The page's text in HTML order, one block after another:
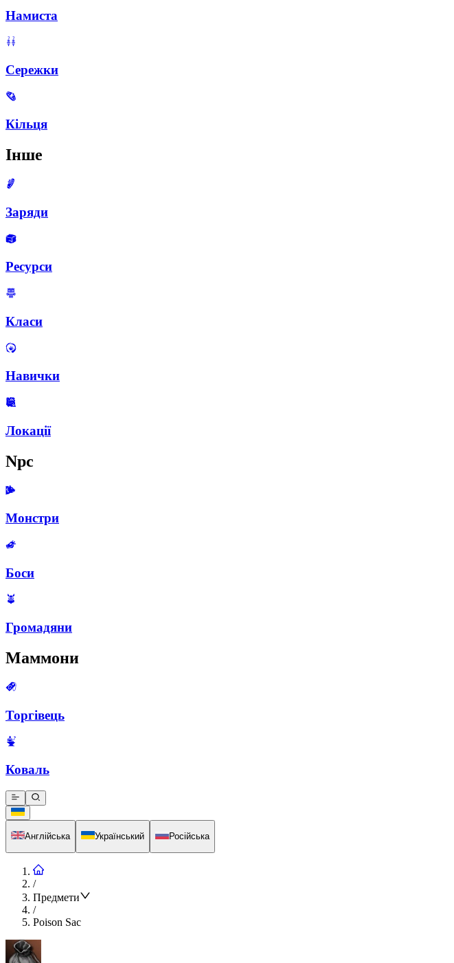
Намиста
Сережки
Кільця
Інше
Заряди
Ресурси
Класи
Навички
Локації
Npc
Монстри
Боси
Громадяни
Маммони
Торгівець
Коваль
Англійська Український Російська
/
Предмети
/
Poison Sac